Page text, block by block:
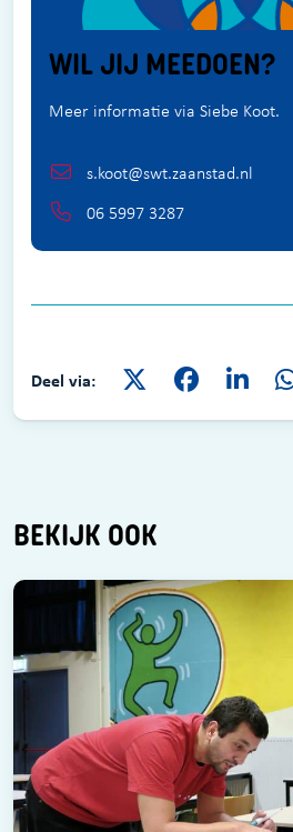
WIL JIJ MEEDOEN?
Meer informatie via Siebe Koot.
s.koot@swt.zaanstad.nl
06 5997 3287
Deel via:
BEKIJK OOK